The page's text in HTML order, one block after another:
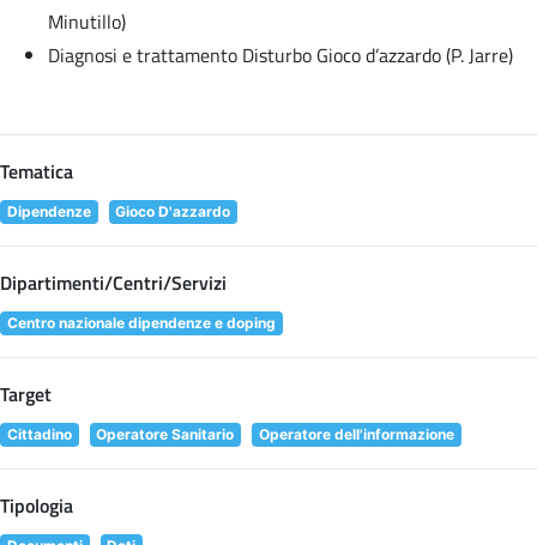
Minutillo)
Diagnosi e trattamento Disturbo Gioco d’azzardo (P. Jarre)
Tematica
Dipendenze Gioco D'azzardo
Dipartimenti/Centri/Servizi
Centro nazionale dipendenze e doping
Target
Cittadino Operatore Sanitario Operatore dell'informazione
Tipologia